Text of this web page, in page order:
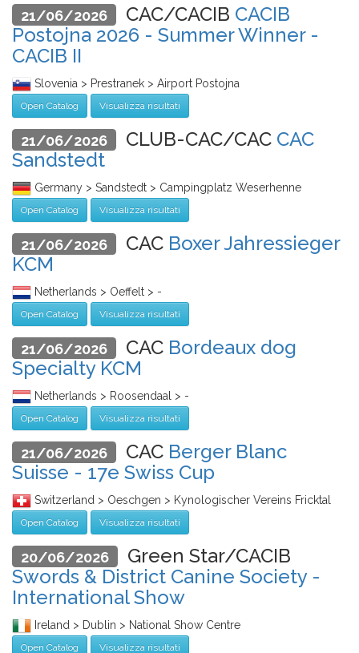
21/06/2026 CAC/CACIB CACIB
Postojna 2026 - Summer Winner -
CACIB II
Slovenia > Prestranek > Airport Postojna
Open Catalog Visualizza risultati
21/06/2026 CLUB-CAC/CAC CAC
Sandstedt
Germany > Sandstedt > Campingplatz Weserhenne
Open Catalog Visualizza risultati
21/06/2026 CAC Boxer Jahressieger
KCM
Netherlands > Oeffelt > -
Open Catalog Visualizza risultati
21/06/2026 CAC Bordeaux dog
Specialty KCM
Netherlands > Roosendaal > -
Open Catalog Visualizza risultati
21/06/2026 CAC Berger Blanc
Suisse - 17e Swiss Cup
Switzerland > Oeschgen > Kynologischer Vereins Fricktal
Open Catalog Visualizza risultati
20/06/2026 Green Star/CACIB
Swords & District Canine Society -
International Show
Ireland > Dublin > National Show Centre
Open Catalog Visualizza risultati